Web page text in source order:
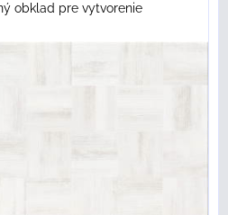
obklad pre vytvorenie